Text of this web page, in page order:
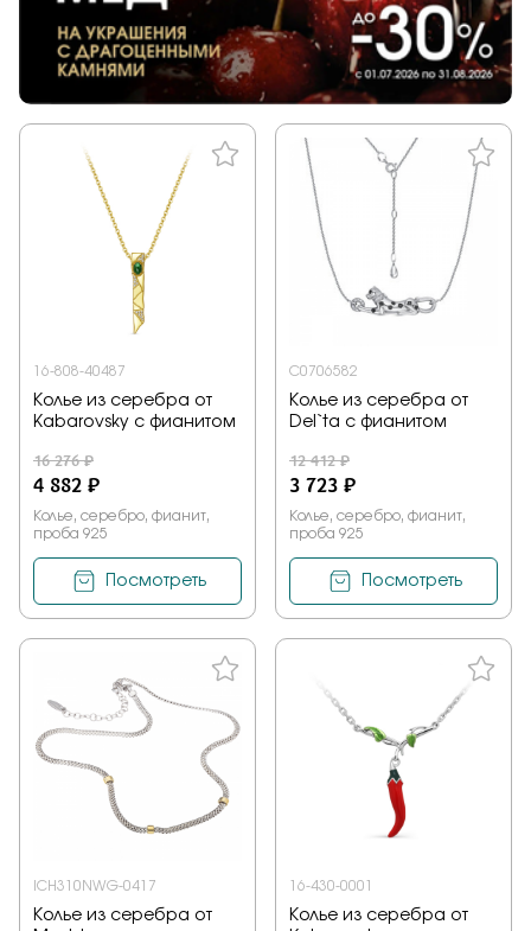
16-808-40487
Колье из серебра от
Kabarovsky с фианитом
16 276 ₽
4 882 ₽
Колье, серебро, фианит,
проба 925
Посмотреть
С0706582
Колье из серебра от
Del`ta с фианитом
12 412 ₽
3 723 ₽
Колье, серебро, фианит,
проба 925
Посмотреть
IСH310NWG-0417
Колье из серебра от
16-430-0001
Колье из серебра от